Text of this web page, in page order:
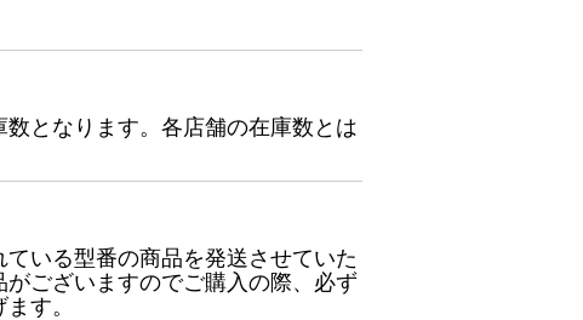
となります。各店舗の在庫数とは
いる型番の商品を発送させていた
ございますのでご購入の際、必ず
す。